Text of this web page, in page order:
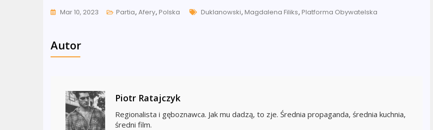
Mar 10, 2023 Partia, Afery, Polska Tags
Duklanowski, Magdalena Filiks, Platforma Obywatelska
Autor
Piotr Ratajczyk
Regionalista i gęboznawca. Jak mu dadzą, to zje. Średnia propaganda, średnia kuchnia,
średni film.